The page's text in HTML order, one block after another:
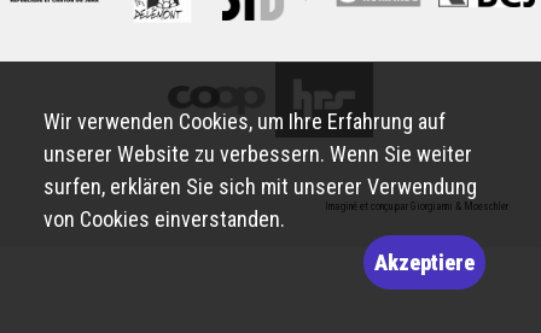
Imaginé et conçu par Giorgianni & Moeschler
Wir verwenden Cookies, um Ihre Erfahrung auf
unserer Website zu verbessern. Wenn Sie weiter
surfen, erklären Sie sich mit unserer Verwendung
von Cookies einverstanden.
Akzeptiere